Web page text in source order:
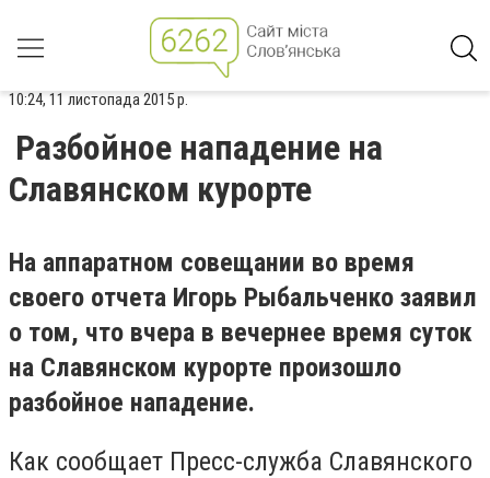
10:24, 11 листопада 2015 р.
Разбойное нападение на
Славянском курорте
На аппаратном совещании во время
своего отчета Игорь Рыбальченко заявил
о том, что вчера в вечернее время суток
на Славянском курорте произошло
разбойное нападение.
Как сообщает Пресс-служба Славянского